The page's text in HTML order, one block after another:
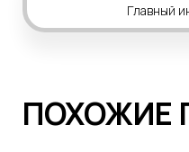
Главный
ПОХОЖИЕ